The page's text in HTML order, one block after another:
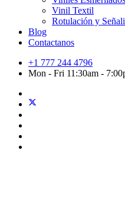
Vinil Textil
Rotulación y
Blog
Contactanos
+1 777 244 4796
Mon - Fri 11:30am -